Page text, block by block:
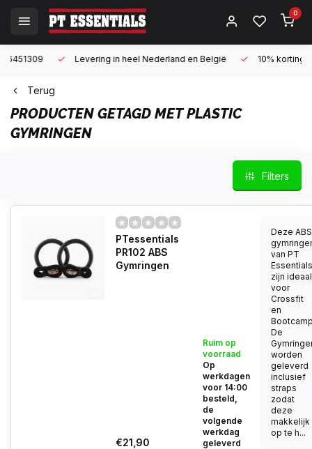
0
Levering in heel Nederland en België 10% korting met een
Terug
PRODUCTEN GETAGD MET PLASTIC
GYMRINGEN
Filters
PTessentials
PR102 ABS
Gymringen
€21,90
Ruim op
voorraad
Op
werkdagen
voor 14:00
besteld,
de
volgende
werkdag
geleverd
Deze ABS
van PT
Essentials
zijn ideaal
voor
Crossfit
en
De
worden
geleverd
inclusief
straps
zodat
deze
makkelijk
op te h...